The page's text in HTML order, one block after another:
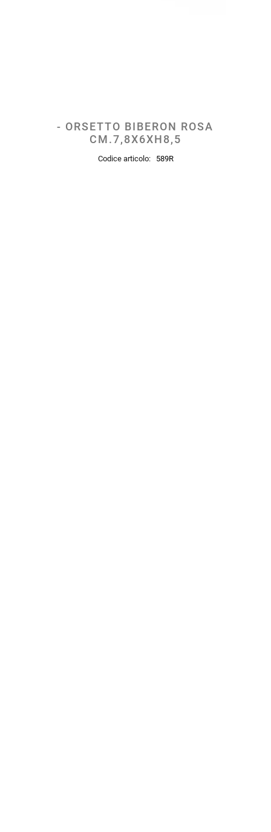
- ORSETTO BIBERON ROSA
CM.7,8X6XH8,5
Codice articolo: 589R